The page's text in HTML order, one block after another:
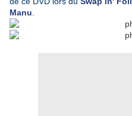
Manu